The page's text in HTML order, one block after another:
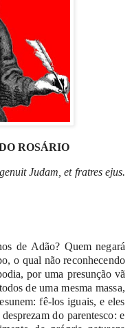
ROSÁRIO
genuit Judam, et fratres ejus.
de Adão? Quem negará
o qual não reconhecendo
por uma presunção vã
todosde uma mesma massa,
fê-los iguais, e eles
desprezamdo parentesco:e